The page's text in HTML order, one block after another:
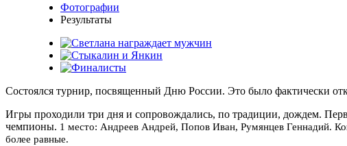
Фотографии
Результаты
Состоялся турнир, посвященный Дню России. Это было фактически
Игры проходили три дня и сопровождались, по традиции, дождем.
чемпионы. 1 место: Андреев Андрей, Попов Иван, Румянцев Геннадий.
более равные.